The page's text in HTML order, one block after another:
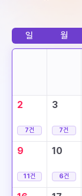
일 월
2
7건
3
7건
9
11건
10
6건